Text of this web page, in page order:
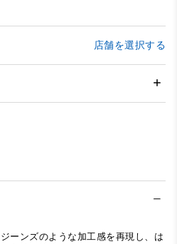
店舗を選択する
ジーンズのような加工感を再現し、は